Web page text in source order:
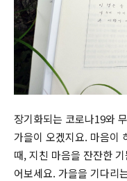
장기화되는 코로나19와
가을이 오겠지요. 마음이
때, 지친 마음을 잔잔한
어보세요. 가을을 기다리